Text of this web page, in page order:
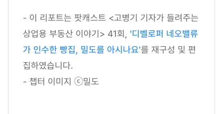
- 이 리포트는 팟캐스트 <고병기 기자가 들려주는
상업용 부동산 이야기> 41회, '디벨로퍼 네오밸류
가 인수한 빵집, 밀도를 아시나요'를 재구성 및 편
집하였습니다.
- 챕터 이미지 ⓒ밀도